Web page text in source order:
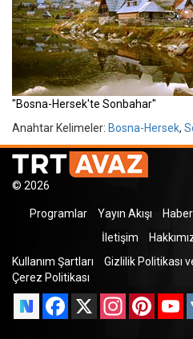
"Bosna-Hersek'te Sonbahar"
Anahtar Kelimeler: Bosna-Hersek,
© 2026
Programlar Yayın Akışı Haber
İletişim
Kullanım Şartları
Gizlilik Politikası
Çerez Politikası
Facebook
X Instagram